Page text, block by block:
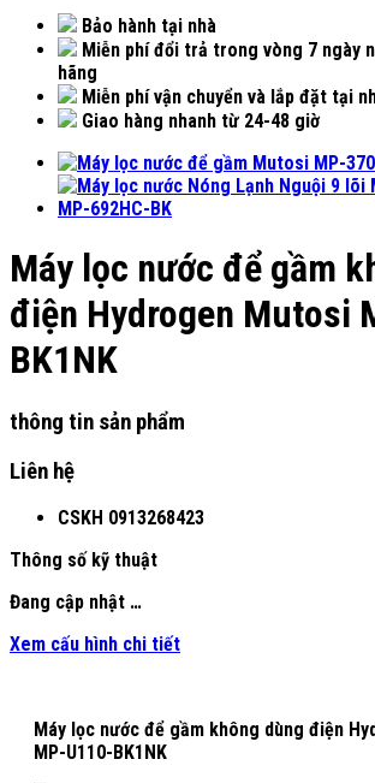
Bảo hành tại nhà
Miễn phí đổi trả trong vòng 7 ngày
hãng
Miễn phí vận chuyển và lắp đặt tại
Giao hàng nhanh từ 24-48 giờ
Máy lọc nước để gầm
điện Hydrogen Mutosi
BK1NK
thông tin sản phẩm
Liên hệ
CSKH 0913268423
Thông số kỹ thuật
Đang cập nhật …
Xem cấu hình chi tiết
Máy lọc nước để gầm không dùng điện
MP-U110-BK1NK